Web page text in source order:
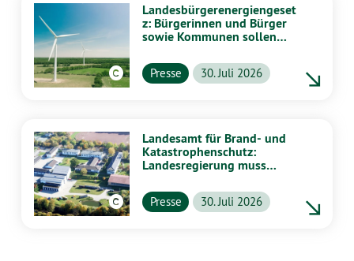
Landesbürgerenergiengeset
z: Bürgerinnen und Bürger
sowie Kommunen sollen
profitieren
Presse 30. Juli 2026
Landesamt für Brand- und
Katastrophenschutz:
Landesregierung muss
Presse 30. Juli 2026